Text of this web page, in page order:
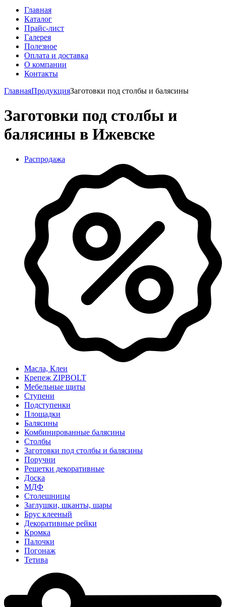
Главная
Каталог
Прайс-лист
Галерея
Полезное
Оплата и доставка
О компании
Контакты
ГлавнаяПродукцияЗаготовки под столбы и балясины
Заготовки под столбы и
балясины в Ижевске
Распродажа
Масла, Клеи
Крепеж ZIPBOLT
Мебельные щиты
Ступени
Подступенки
Площадки
Балясины
Комбинированные балясины
Столбы
Заготовки под столбы и балясины
Поручни
Решетки декоративные
Доска
МДФ
Столешницы
Заглушки, шканты, шары
Брус клееный
Декоративные рейки
Кромка
Палочки
Погонаж
Тетива